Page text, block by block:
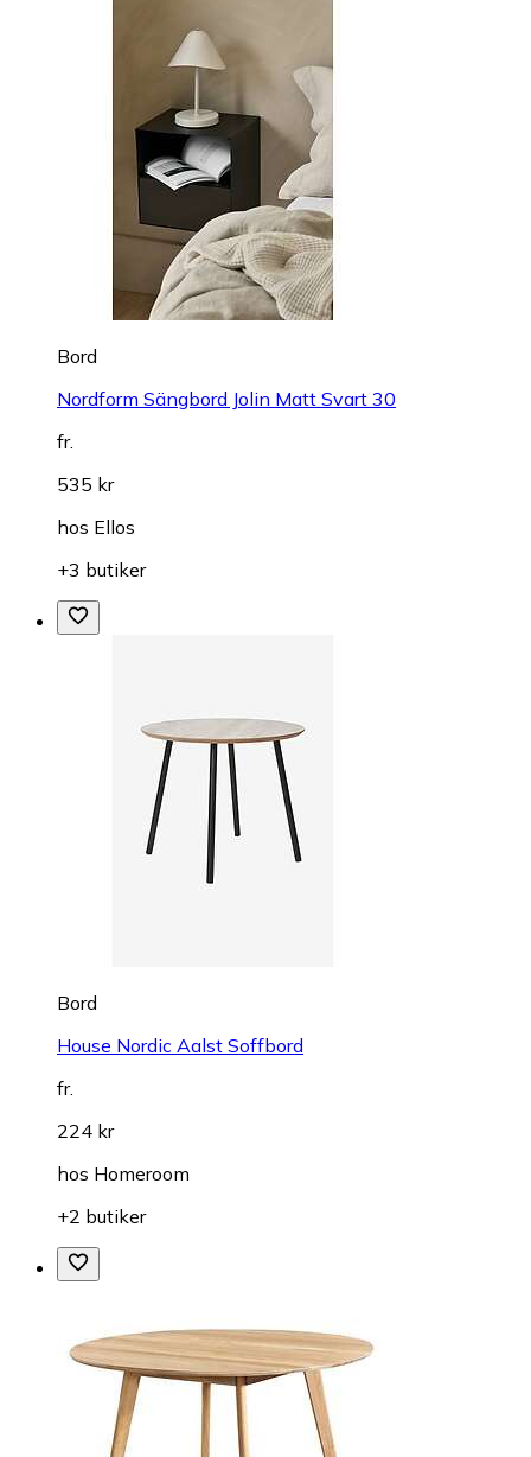
Bord
Nordform Sängbord Jolin Matt Svart 30
fr.
535 kr
hos Ellos
+3 butiker
Bord
House Nordic Aalst Soffbord
fr.
224 kr
hos Homeroom
+2 butiker